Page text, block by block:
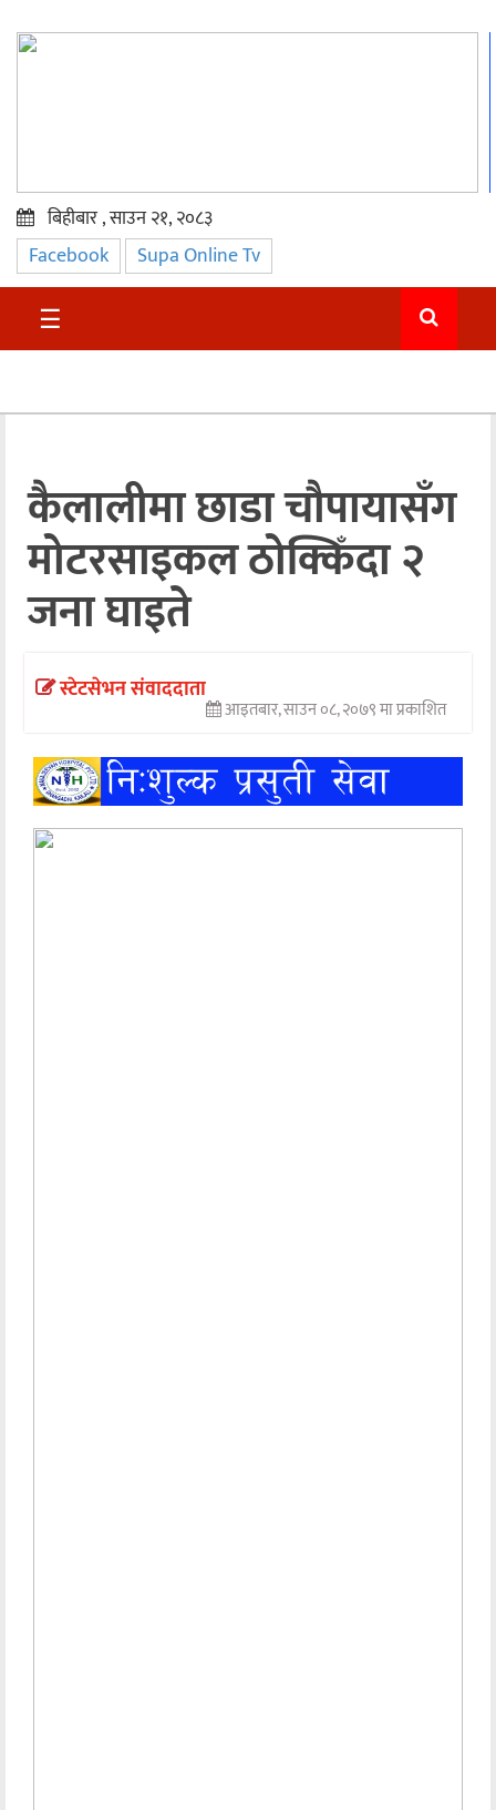
प्रमुख
समाचार
सुदुर
अन्तराष्ट्रिय
अन्तर्वार्ता
अर्थ
खेलकुद
मनोरञ्जन
बिहीबार , साउन २१, २०८३
Facebook Supa Online Tv
☰
कैलालीमा छाडा चौपायासँग
मोटरसाइकल ठोक्किँदा २
जना घाइते
स्टेटसेभन संवाददाता
आइतबार, साउन ०८, २०७९ मा प्रकाशित